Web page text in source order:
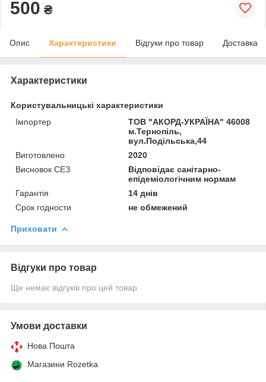
500 ₴
Опис Характеристики Відгуки про товар Доставка
Характеристики
Користувальницькі характеристики
Імпортер
ТОВ "АКОРД-УКРАЇНА" 46008
м.Тернопіль,
вул.Подільська,44
Виготовлено
2020
Висновок СЕЗ
Відповідає санітарно-
епідеміологічним нормам
Гарантія
14 днів
Срок годности
не обмежений
Приховати
Відгуки про товар
Ще немає відгуків про цей товар
Умови доставки
Нова Пошта
Магазини Rozetka